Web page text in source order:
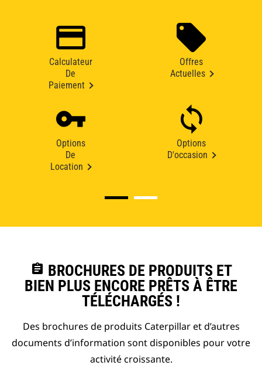
Calculateur
De
Paiement
Offres
Actuelles
Options
De
Location
Options
D'occasion
assignment BROCHURES DE PRODUITS ET
BIEN PLUS ENCORE PRÊTS À ÊTRE
TÉLÉCHARGÉS !
Des brochures de produits Caterpillar et d’autres
documents d’information sont disponibles pour votre
activité croissante.